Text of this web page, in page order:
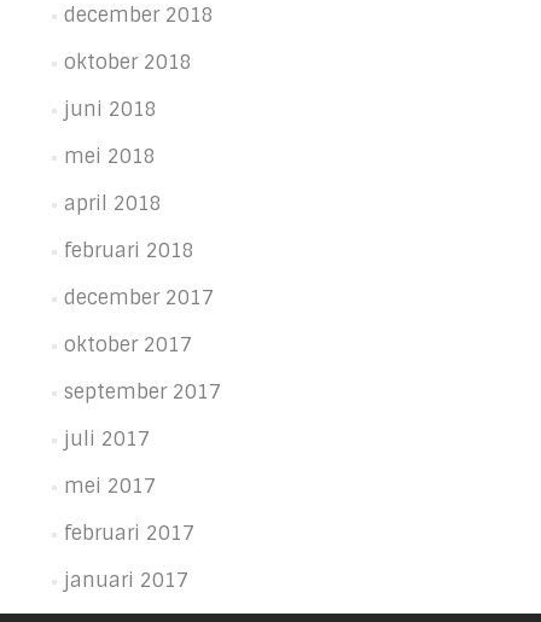
december 2018
oktober 2018
juni 2018
mei 2018
april 2018
februari 2018
december 2017
oktober 2017
september 2017
juli 2017
mei 2017
februari 2017
januari 2017